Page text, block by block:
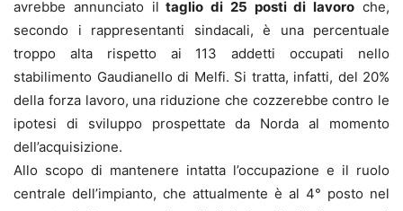
avrebbe annunciato il taglio di 25 posti di lavoro che,
secondo i rappresentanti sindacali, è una percentuale
troppo alta rispetto ai 113 addetti occupati nello
stabilimento Gaudianello di Melfi. Si tratta, infatti, del 20%
della forza lavoro, una riduzione che cozzerebbe contro le
ipotesi di sviluppo prospettate da Norda al momento
dell’acquisizione.
Allo scopo di mantenere intatta l’occupazione e il ruolo
centrale dell’impianto, che attualmente è al 4° posto nel